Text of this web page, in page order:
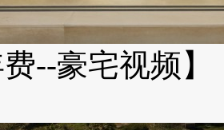
--豪宅视频】